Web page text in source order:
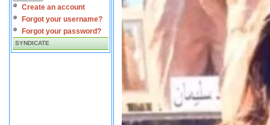
Create an account
Forgot your username?
Forgot your password?
SYNDICATE